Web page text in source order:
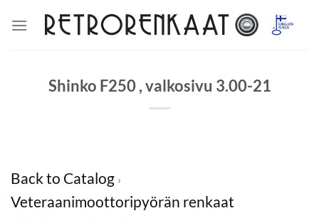
Shinko F250 , valkosivu 3.00-21
Back to Catalog
Veteraanimoottoripyörän renkaat